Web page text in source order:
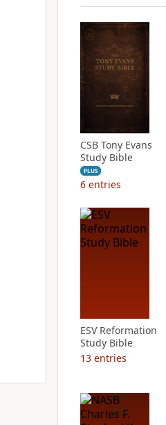
CSB Tony Evans
Study Bible
PLUS
6 entries
ESV Reformation
Study Bible
13 entries